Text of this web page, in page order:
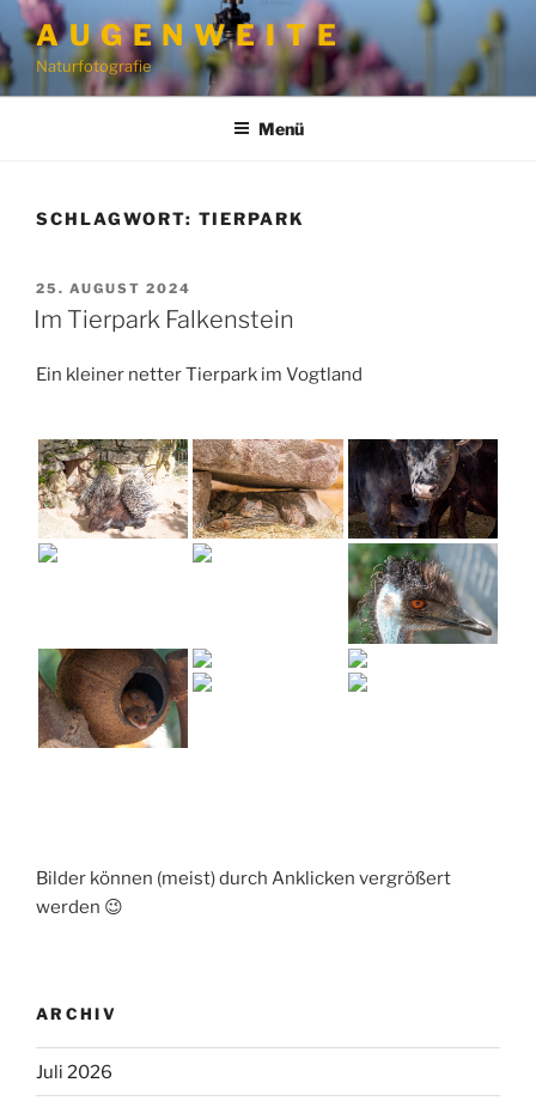
Zum
Inhalt
springen
A U G E N W E I T E
Naturfotografie
Menü
SCHLAGWORT: TIERPARK
VERÖFFENTLICHT
AM
25. AUGUST 2024
Im Tierpark Falkenstein
Ein kleiner netter Tierpark im Vogtland
Bilder können (meist) durch Anklicken vergrößert
werden 😉
ARCHIV
Juli 2026